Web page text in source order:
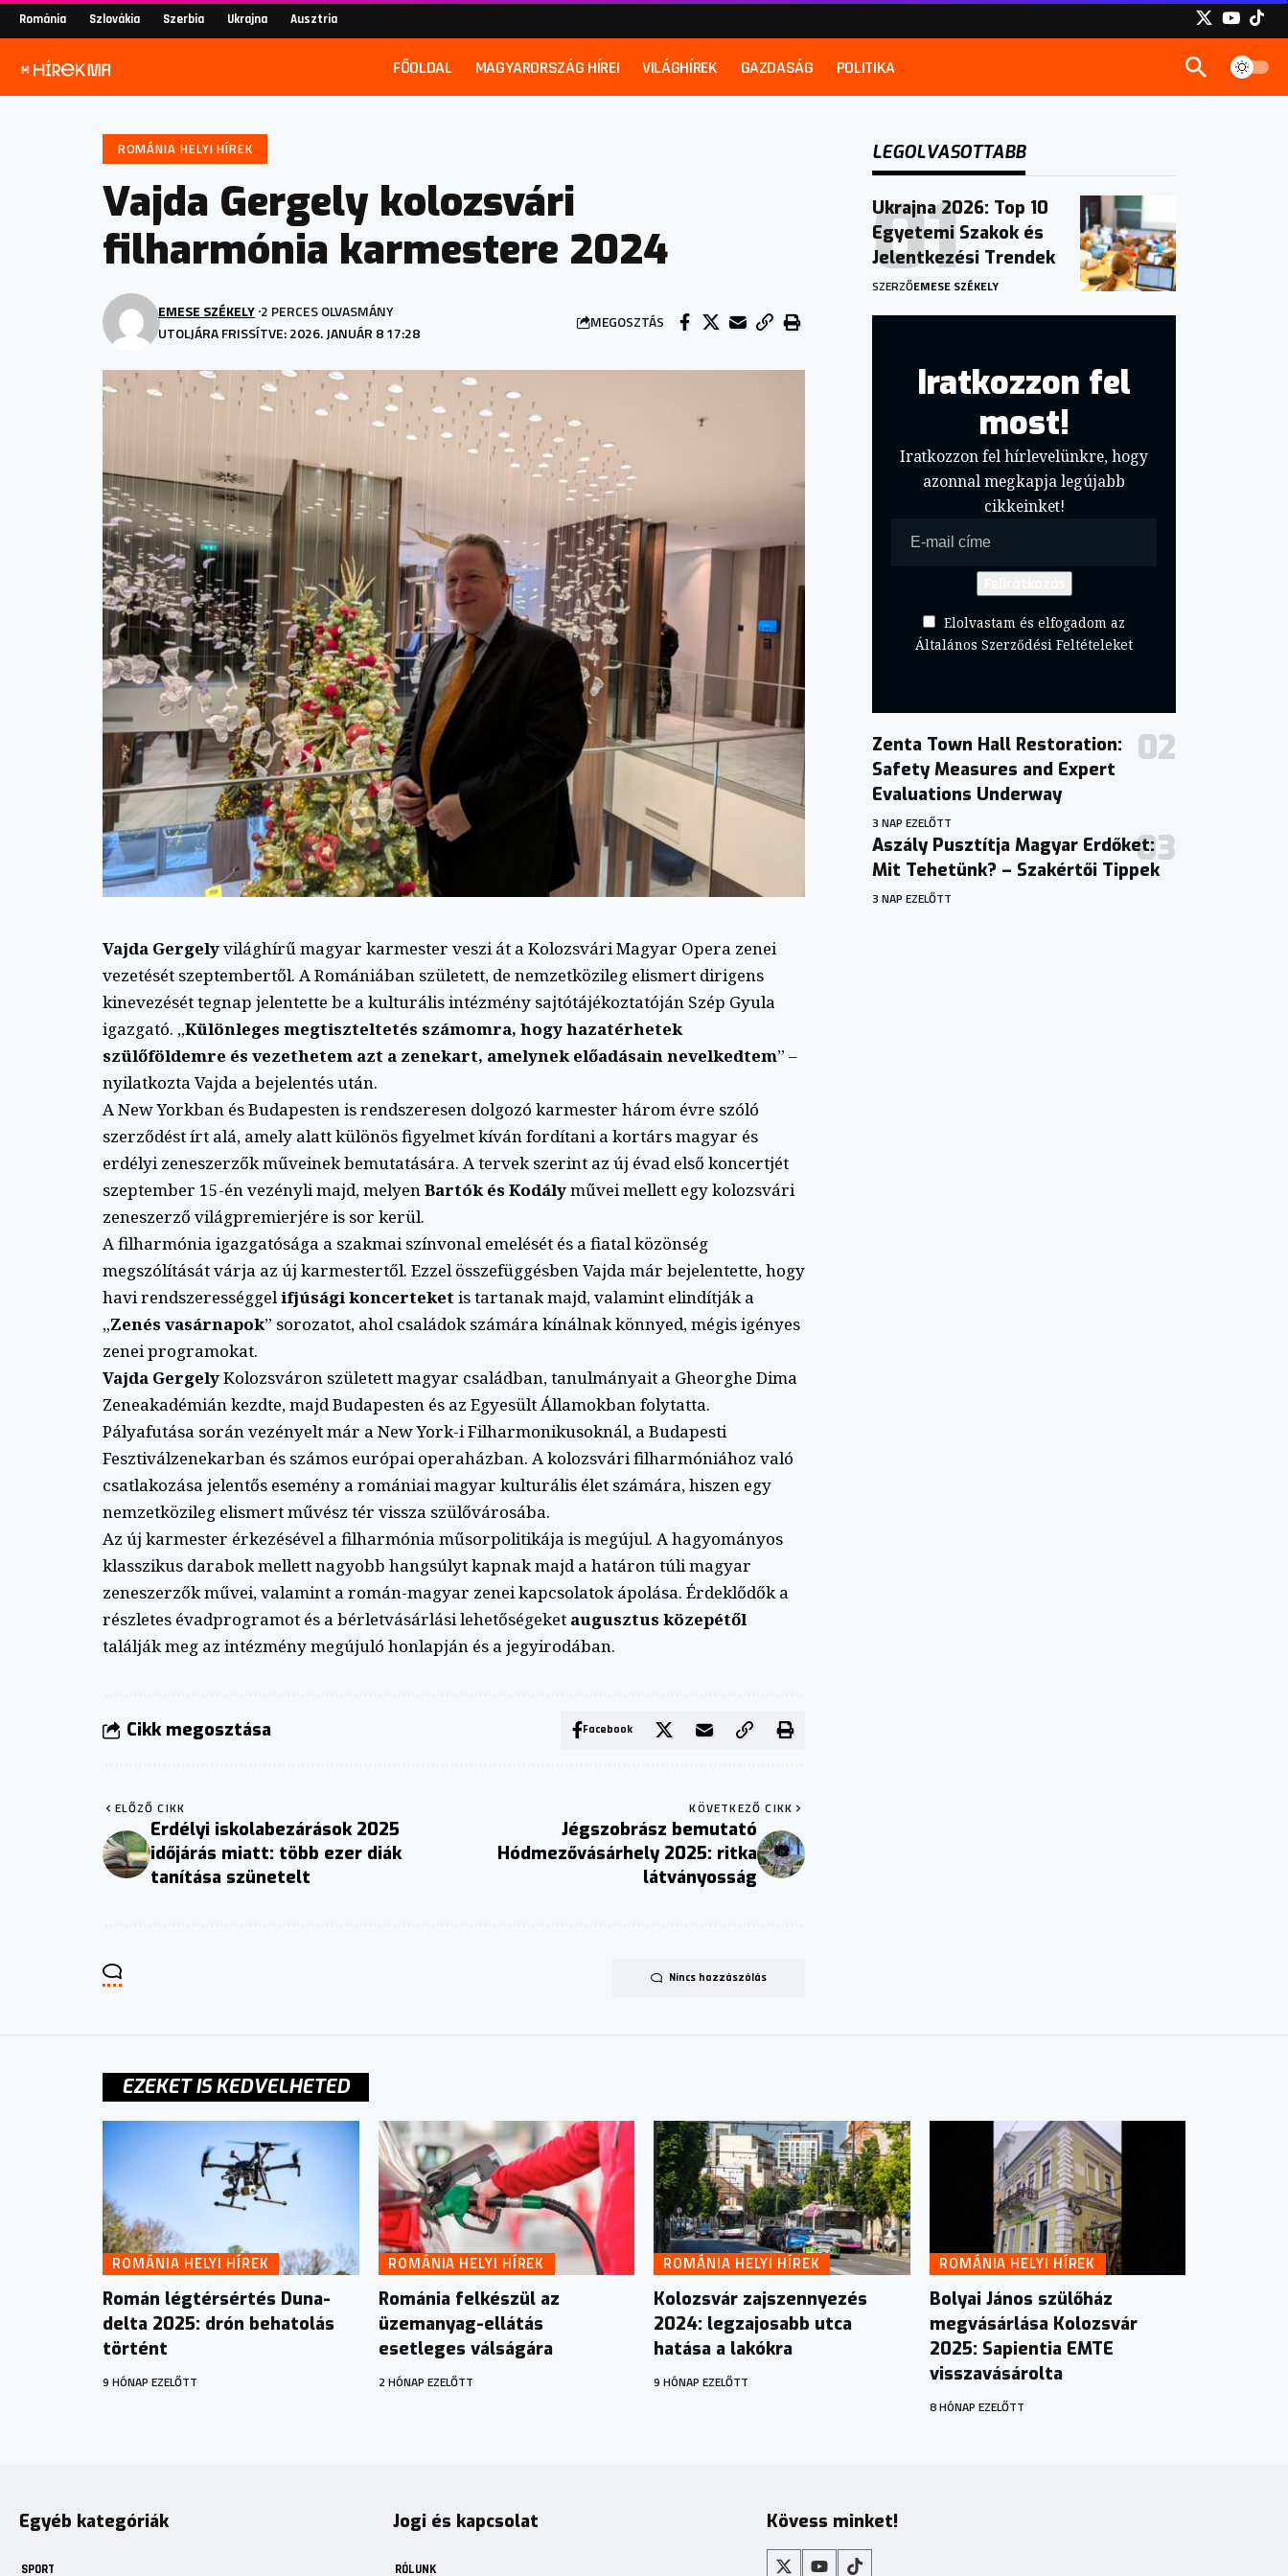
Románia Szlovákia Szerbia Ukrajna Ausztria
FŐOLDAL MAGYARORSZÁG HÍREI VILÁGHÍREK GAZDASÁG POLITIKA
ROMÁNIA HELYI HÍREK
Vajda Gergely kolozsvári
filharmónia karmestere 2024
UTOLJÁRA FRISSÍTVE: 2026. JANUÁR 8 17:28
EMESE SZÉKELY 2 PERCES OLVASMÁNY
MEGOSZTÁS
Vajda Gergelyvilághírű magyar karmester veszi át a Kolozsvári Magyar Opera zenei
vezetését szeptembertől. A Romániában született, de nemzetközileg elismert dirigens
kinevezését tegnap jelentette be a kulturális intézmény sajtótájékoztatóján Szép Gyula
igazgató. „Különleges megtiszteltetés számomra, hogy hazatérhetek
szülőföldemre és vezethetem azt a zenekart, amelynek előadásain nevelkedtem” –
nyilatkozta Vajda a bejelentés után.
A New Yorkban és Budapesten is rendszeresen dolgozó karmester három évre szóló
szerződést írt alá, amely alatt különös figyelmet kíván fordítani a kortárs magyar és
erdélyi zeneszerzők műveinek bemutatására. A tervek szerint az új évad első koncertjét
szeptember 15-én vezényli majd, melyenBartók és Kodályművei mellett egy kolozsvári
zeneszerző világpremierjére is sor kerül.
A filharmónia igazgatósága a szakmai színvonal emelését és a fiatal közönség
megszólítását várja az új karmestertől. Ezzel összefüggésben Vajda már bejelentette, hogy
havi rendszerességgelifjúsági koncerteketis tartanak majd, valamint elindítják a
„Zenés vasárnapok” sorozatot, ahol családok számára kínálnak könnyed, mégis igényes
zenei programokat.
Vajda GergelyKolozsváron született magyar családban, tanulmányait a Gheorghe Dima
Zeneakadémián kezdte, majd Budapesten és az Egyesült Államokban folytatta.
Pályafutása során vezényelt már a New York-i Filharmonikusoknál, a Budapesti
Fesztiválzenekarban és számos európai operaházban. A kolozsvári filharmóniához való
csatlakozása jelentős esemény a romániai magyar kulturális élet számára, hiszen egy
nemzetközileg elismert művész tér vissza szülővárosába.
Az új karmester érkezésével a filharmónia műsorpolitikája is megújul. A hagyományos
klasszikus darabok mellett nagyobb hangsúlyt kapnak majd a határon túli magyar
zeneszerzők művei, valamint a román-magyar zenei kapcsolatok ápolása. Érdeklődők a
részletes évadprogramot és a bérletvásárlási lehetőségeket augusztus közepétől
találják meg az intézmény megújuló honlapján és a jegyirodában.
Cikk megosztása Facebook
ELŐZŐ CIKK
Erdélyi iskolabezárások 2025
időjárás miatt: több ezer diák
tanítása szünetelt
KÖVETKEZŐ CIKK
Jégszobrász bemutató
Hódmezővásárhely 2025: ritka
látványosság
Nincs hozzászólás
LEGOLVASOTTABB
Ukrajna 2026: Top 10
Egyetemi Szakok és
Jelentkezési Trendek
SZERZŐEMESE SZÉKELY
Iratkozzon fel
most!
Iratkozzon fel hírlevelünkre, hogy
azonnal megkapja legújabb
cikkeinket!
Elolvastam és elfogadom az
Általános Szerződési Feltételeket
Zenta Town Hall Restoration:
Safety Measures and Expert
Evaluations Underway
3 NAP EZELŐTT
Aszály Pusztítja Magyar Erdőket:
Mit Tehetünk? – Szakértői Tippek
3 NAP EZELŐTT
EZEKET IS KEDVELHETED
ROMÁNIA HELYI HÍREK
Román légtérsértés Duna-
delta 2025: drón behatolás
történt
9 HÓNAP EZELŐTT
ROMÁNIA HELYI HÍREK
Románia felkészül az
üzemanyag-ellátás
esetleges válságára
2 HÓNAP EZELŐTT
ROMÁNIA HELYI HÍREK
Kolozsvár zajszennyezés
2024: legzajosabb utca
hatása a lakókra
9 HÓNAP EZELŐTT
ROMÁNIA HELYI HÍREK
Bolyai János szülőház
megvásárlása Kolozsvár
2025: Sapientia EMTE
visszavásárolta
8 HÓNAP EZELŐTT
Egyéb kategóriák
SPORT
Jogi és kapcsolat
RÓLUNK
Kövess minket!